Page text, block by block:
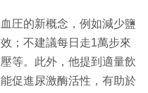
圧的新概念，例如減少鹽
；不建議每日走1萬步來
等。此外，他提到適量飲
促進尿激酶活性，有助於